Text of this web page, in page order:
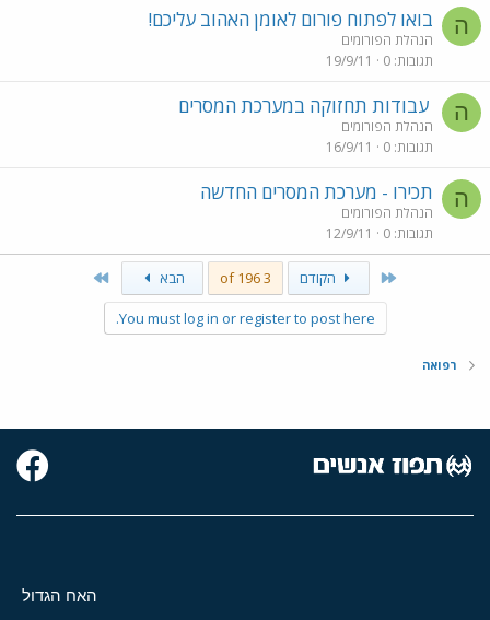
ה בואו לפתוח פורום לאומן האהוב עליכם!
הנהלת הפורומים
תגובות 0
19/9/11
ה עבודות תחזוקה במערכת המסרים
הנהלת הפורומים
תגובות 0
16/9/11
ה תכירו - מערכת המסרים החדשה
הנהלת הפורומים
תגובות 0
12/9/11
First הקודם 3 of 196 הבא
You must log in or register to post here.
רפואה
האח הגדול